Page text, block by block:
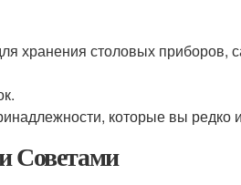
хранения столовых приборов,
которые вы редко
Советами